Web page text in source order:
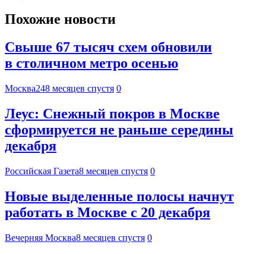
Похожие новости
Свыше 67 тысяч схем обновили
в столичном метро осенью
Москва248 месяцев спустя 0
Леус: Снежный покров в Москве
сформируется не раньше середины
декабря
Российская Газета8 месяцев спустя 0
Новые выделенные полосы начнут
работать в Москве с 20 декабря
Вечерняя Москва8 месяцев спустя 0